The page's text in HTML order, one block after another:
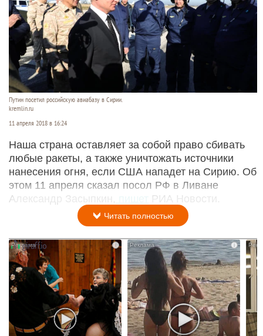
Путин посетил российскую авиабазу в Сирии.
kremlin.ru
11 апреля 2018 в 16:24
Наша страна оставляет за собой право сбивать
любые ракеты, а также уничтожать источники
нанесения огня, если США нападет на Сирию. Об
этом 11 апреля сказал посол РФ в Ливане
Александр Засыпкин,
РИА Новости.
Читать полностью
i i